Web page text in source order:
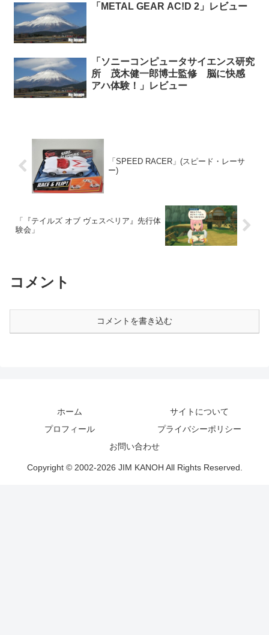
「METAL GEAR AC!D 2」レビュー
「ソニーコンピュータサイエンス研究
所 茂木健一郎博士監修 脳に快感
アハ体験！」レビュー
「SPEED RACER」(スピード・レーサ
ー)
「『テイルズ オブ ヴェスペリア』先行体
験会」
コメント
コメントを書き込む
ホーム
サイトについて
プロフィール
プライバシーポリシー
お問い合わせ
Copyright © 2002-2026 JIM KANOH All Rights Reserved.